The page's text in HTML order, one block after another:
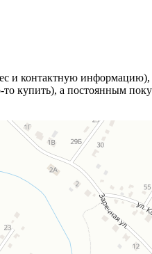
контактную информацию),
купить), а постоянным